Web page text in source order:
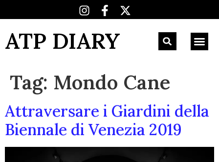
ATP DIARY
Tag: Mondo Cane
Attraversare i Giardini della
Biennale di Venezia 2019